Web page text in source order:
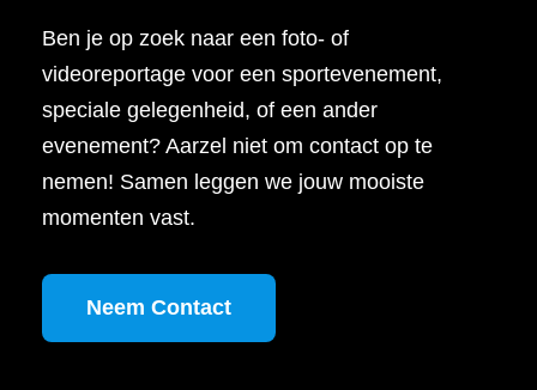
Ben je op zoek naar een foto- of
videoreportage voor een sportevenement,
speciale gelegenheid, of een ander
evenement? Aarzel niet om contact op te
nemen! Samen leggen we jouw mooiste
momenten vast.
Neem Contact